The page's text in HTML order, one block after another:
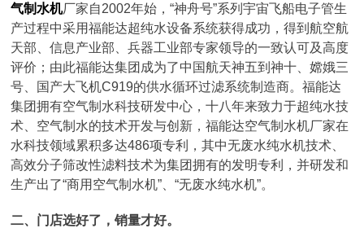
气制水机厂家自2002年始，“神舟号”系列宇宙飞船电子管生
产过程中采用福能达超纯水设备系统获得成功，得到航空航
天部、信息产业部、兵器工业部专家领导的一致认可及高度
评价；由此福能达集团成为了中国航天神五到神十、嫦娥三
号、国产大飞机C919的供水循环过滤系统制造商。福能达
集团拥有空气制水科技研发中心，十八年来致力于超纯水技
术、空气制水的技术开发与创新，福能达空气制水机厂家在
水科技领域累积多达486项专利，其中无废水纯水机技术、
高效分子筛改性滤料技术为集团拥有的发明专利，并研发和
生产出了“商用空气制水机”、“无废水纯水机”。
二、门店选好了，销量才好。